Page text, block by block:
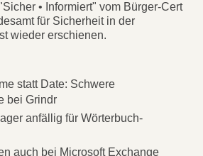
• Informiert" vom Bürger-Cert
für Sicherheit in der
wieder erschienen.
statt Date: Schwere
bei Grindr
anfällig für Wörterbuch-
auch bei Microsoft Exchange